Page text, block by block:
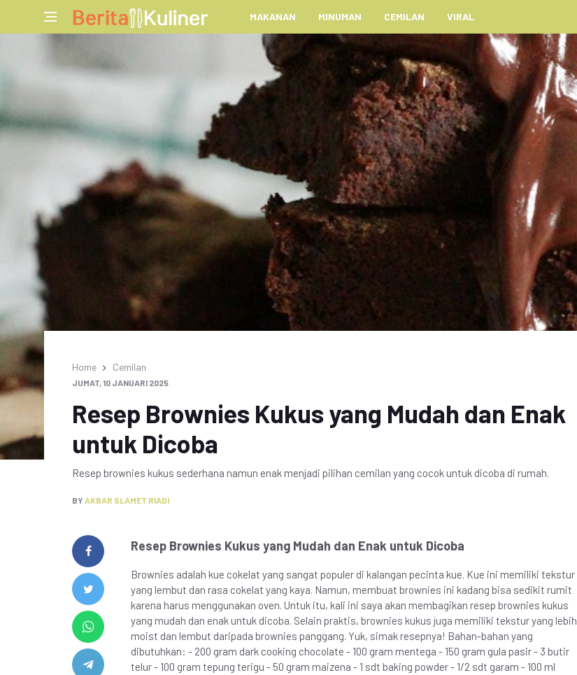
MAKANAN MINUMAN CEMILAN VIRAL
Home Cemilan
JUMAT, 10 JANUARI 2025
Resep Brownies Kukus yang Mudah dan Enak
untuk Dicoba
Resep brownies kukus sederhana namun enak menjadi pilihan cemilan yang cocok untuk dicoba di rumah.
BY AKBAR SLAMET RIADI
Resep Brownies Kukus yang Mudah dan Enak untuk Dicoba
Brownies adalah kue cokelat yang sangat populer di kalangan pecinta kue. Kue ini memiliki tekstur
yang lembut dan rasa cokelat yang kaya. Namun, membuat brownies ini kadang bisa sedikit rumit
karena harus menggunakan oven. Untuk itu, kali ini saya akan membagikan resep brownies kukus
yang mudah dan enak untuk dicoba. Selain praktis, brownies kukus juga memiliki tekstur yang lebih
moist dan lembut daripada brownies panggang. Yuk, simak resepnya! Bahan-bahan yang
dibutuhkan: - 200 gram dark cooking chocolate - 100 gram mentega - 150 gram gula pasir - 3 butir
telur - 100 gram tepung terigu - 50 gram maizena - 1 sdt baking powder - 1/2 sdt garam - 100 ml